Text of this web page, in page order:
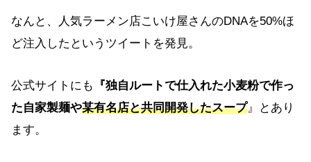
なんと、人気ラーメン店こいけ屋さんのDNAを50%ほ
ど注入したというツイートを発見。
公式サイトにも
『独自ルートで仕入れた小麦粉で作っ
た自家製麺や某有名店と共同開発したスープ』とあり
ます。